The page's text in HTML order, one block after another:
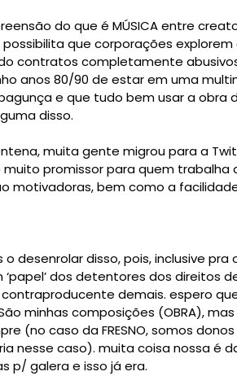
do que é MÚSICA entre
que corporações explorem
contratos completamente
anos 80/90 de estar em uma
e que tudo bem usar a obra
disso.
muita gente migrou para a
promissor para quem trabalha
motivadoras, bem como a
desenrolar disso, pois, inclusive pra
‘papel’ dos detentores dos direitos
demais. espero
ão minhas composições (OBRA), mas
(no caso da FRESNO, somos
nesse caso). muita coisa nossa é
p/ galera e isso já era.